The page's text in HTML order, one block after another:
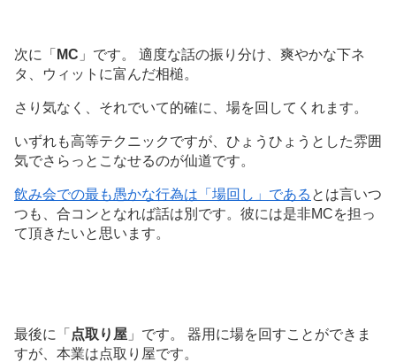
次に「 MC 」です。 適度な話の振り分け、爽やかな下ネ
タ、ウィットに富んだ相槌。
さり気なく、それでいて的確に、場を回してくれます。
いずれも高等テクニックですが、ひょうひょうとした雰囲
気でさらっとこなせるのが仙道です。
飲み会での最も愚かな行為は「場回し」である とは言いつ
つも、合コンとなれば話は別です。彼には是非MCを担っ
て頂きたいと思います。
最後に「 点取り屋 」です。 器用に場を回すことができま
すが、本業は点取り屋です。